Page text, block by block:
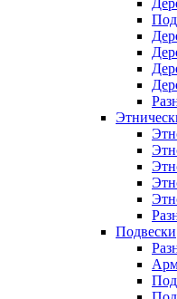
Подвески